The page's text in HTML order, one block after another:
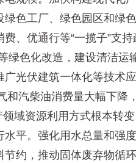
色工厂、绿色园区和绿
、优通行等“一揽子”支
绿色化改造，建设清洁
光伏建筑一体化等技术
汽柴油消费量大幅下降
资源利用方式根本转
平。强化用水总量和强
约，推动固体废弃物循